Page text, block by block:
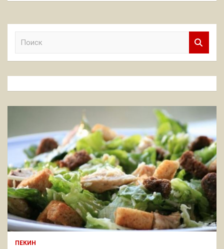
к
ПЕКИН